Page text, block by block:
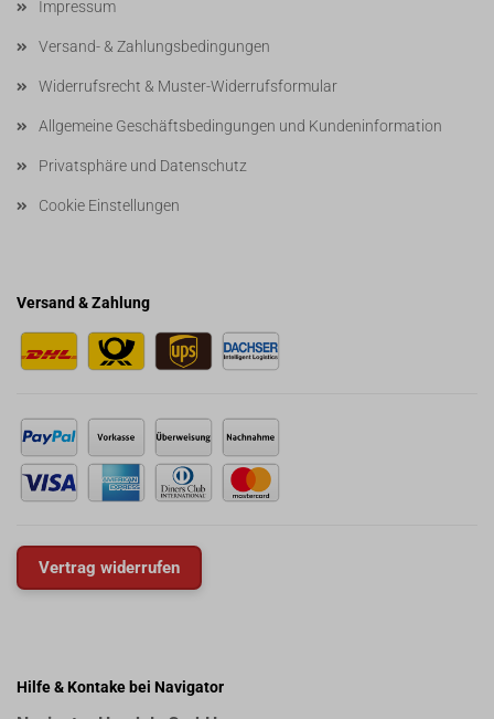
Impressum
Versand- & Zahlungsbedingungen
Widerrufsrecht & Muster-Widerrufsformular
Allgemeine Geschäftsbedingungen und Kundeninformation
Privatsphäre und Datenschutz
Cookie Einstellungen
Versand & Zahlung
Vertrag widerrufen
Hilfe & Kontake bei Navigator